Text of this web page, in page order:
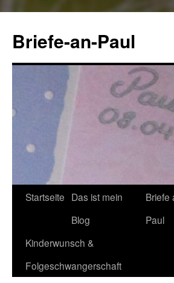
Briefe-an-Paul
Springe
Inhalt
Startseite Das ist mein
Blog
Briefe
Paul
Kinderwunsch &
Folgeschwangerschaft